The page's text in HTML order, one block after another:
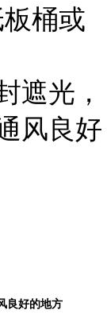
桶或
遮光，
风良好
良好的地方